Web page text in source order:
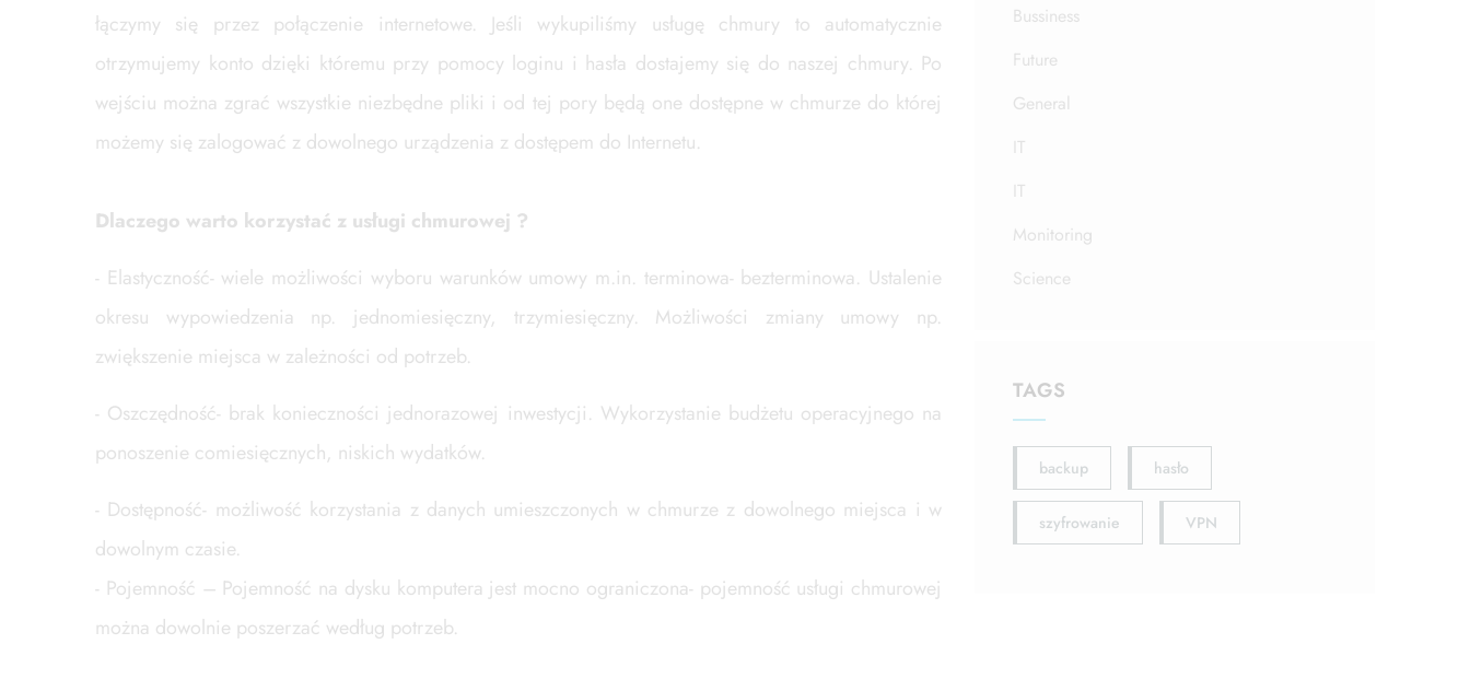
łączymy się przez połączenie internetowe. Jeśli wykupiliśmy usługę chmury to automatycznie
otrzymujemy konto dzięki któremu przy pomocy loginu i hasła dostajemy się do naszej chmury. Po
wejściu można zgrać wszystkie niezbędne pliki i od tej pory będą one dostępne w chmurze do której
możemy się zalogować z dowolnego urządzenia z dostępem do Internetu.
Dlaczego warto korzystać z usługi chmurowej ?
- Elastyczność- wiele możliwości wyboru warunków umowy m.in. terminowa- bezterminowa. Ustalenie
okresu wypowiedzenia np. jednomiesięczny, trzymiesięczny. Możliwości zmiany umowy np.
zwiększenie miejsca w zależności od potrzeb.
- Oszczędność- brak konieczności jednorazowej inwestycji. Wykorzystanie budżetu operacyjnego na
ponoszenie comiesięcznych, niskich wydatków.
- Dostępność- możliwość korzystania z danych umieszczonych w chmurze z dowolnego miejsca i w
dowolnym czasie.
- Pojemność – Pojemność na dysku komputera jest mocno ograniczona- pojemność usługi chmurowej
można dowolnie poszerzać według potrzeb.
Bussiness
Future
General
IT
IT
Monitoring
Science
TAGS
backup hasło
szyfrowanie VPN